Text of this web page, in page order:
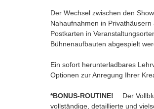
Der Wechsel zwischen den
Nahaufnahmen in
Postkarten in
Bühnenaufbauten abgespielt
Ein sofort herunterladbares
Optionen zur Anregung Ihrer
*BONUS-ROUTINE! Der
vollständige, detaillierte und